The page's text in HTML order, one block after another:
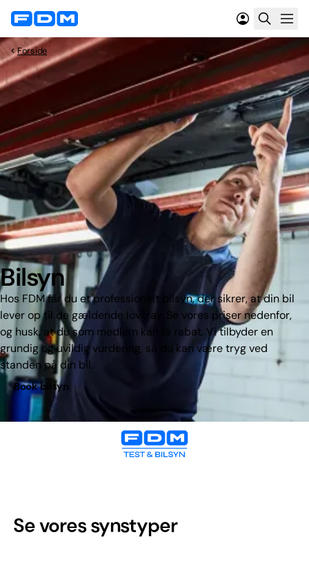
Bilsyn
Hos FDM får du et professionelt bilsyn, der sikrer, at din bil
lever op til de gældende lovkrav. Se vores priser nedenfor,
og husk, at du som medlem kan få rabat. Vi tilbyder en
grundig og uvildig vurdering, så du kan være tryg ved
standen på din bil.
Book bilsyn
Forside
Se vores synstyper